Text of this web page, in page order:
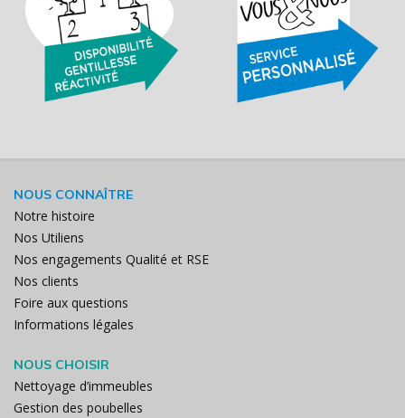
NOUS CONNAÎTRE
Notre histoire
Nos Utiliens
Nos engagements Qualité et RSE
Nos clients
Foire aux questions
Informations légales
NOUS CHOISIR
Nettoyage d’immeubles
Gestion des poubelles